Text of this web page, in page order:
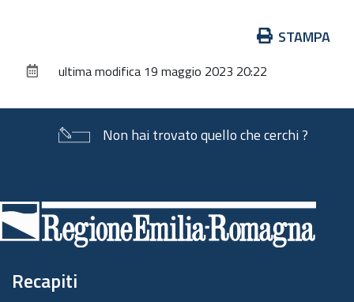
documento
STAMPA
ultima modifica 19 maggio 2023 20:22
Non hai trovato quello che cerchi ?
di
pagina
Recapiti